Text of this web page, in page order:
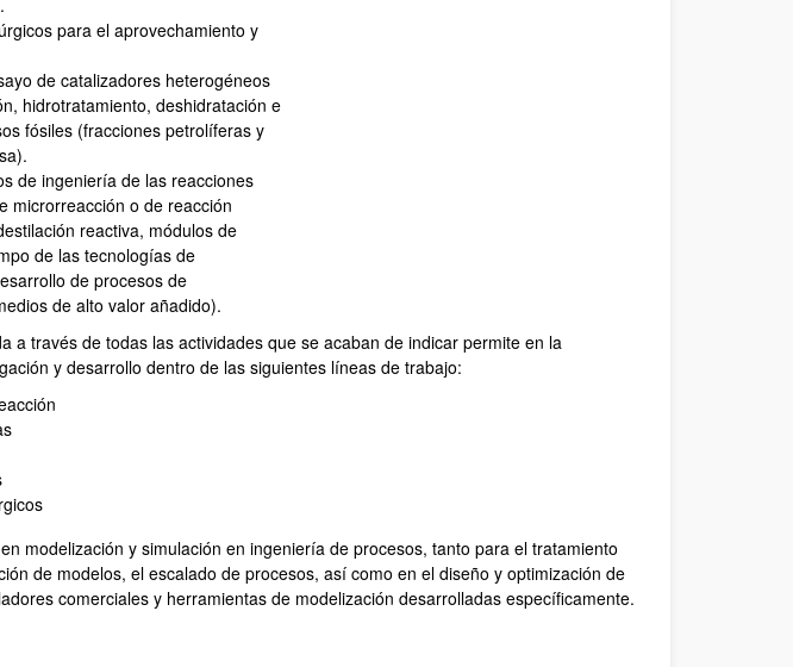
para el aprovechamiento y
de catalizadores heterogéneos
hidrotratamiento, deshidratación e
fósiles (fracciones petrolíferas y
de ingeniería de las reacciones
microrreacción o de reacción
reactiva, módulos de
de las tecnologías de
de procesos de
de alto valor añadido).
a través de todas las actividades que se acaban de indicar permite en la
y desarrollo dentro de las siguientes líneas de trabajo:
modelización y simulación en ingeniería de procesos, tanto para el tratamiento
de modelos, el escalado de procesos, así como en el diseño y optimización de
comerciales y herramientas de modelización desarrolladas específicamente.